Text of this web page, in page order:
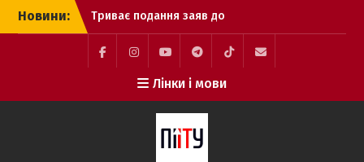
Перейти
Новини:
Триває подання заяв до
НТУ «ХПІ»: обирайте
міжнародно
акредитовані освітні
програми кафедри ПІІТУ
Розпочалося подання
ключові дати вступної
кампанії та спеціально
FacebookInstagramYouTubeTelegramTikTok Mail
Лінки і мови